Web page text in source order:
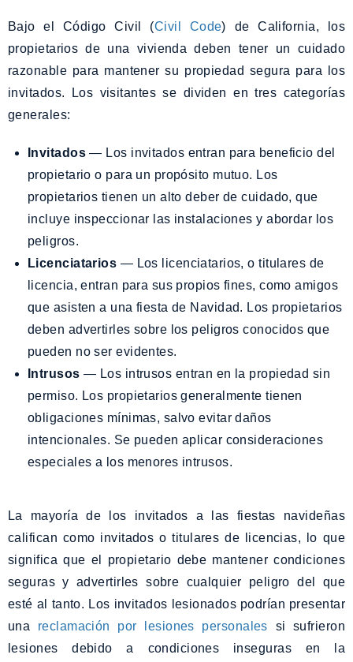
Bajo el Código Civil (Civil Code) de California, los
propietarios de una vivienda deben tener un cuidado
razonable para mantener su propiedad segura para los
invitados. Los visitantes se dividen en tres categorías
generales:
Invitados — Los invitados entran para beneficio del
propietario o para un propósito mutuo. Los
propietarios tienen un alto deber de cuidado, que
incluye inspeccionar las instalaciones y abordar los
peligros.
Licenciatarios — Los licenciatarios, o titulares de
licencia, entran para sus propios fines, como amigos
que asisten a una fiesta de Navidad. Los propietarios
deben advertirles sobre los peligros conocidos que
pueden no ser evidentes.
Intrusos — Los intrusos entran en la propiedad sin
permiso. Los propietarios generalmente tienen
obligaciones mínimas, salvo evitar daños
intencionales. Se pueden aplicar consideraciones
especiales a los menores intrusos.
La mayoría de los invitados a las fiestas navideñas
califican como invitados o titulares de licencias, lo que
significa que el propietario debe mantener condiciones
seguras y advertirles sobre cualquier peligro del que
esté al tanto. Los invitados lesionados podrían presentar
una reclamación por lesiones personales si sufrieron
lesiones debido a condiciones inseguras en la